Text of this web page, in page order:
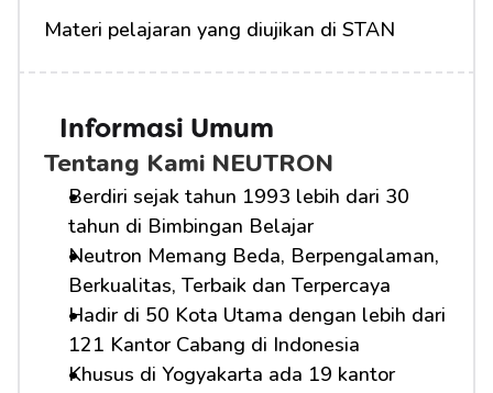
Materi pelajaran yang diujikan di STAN
Informasi Umum
Tentang Kami NEUTRON
Berdiri sejak tahun 1993 lebih dari 30
tahun di Bimbingan Belajar
Neutron Memang Beda, Berpengalaman,
Berkualitas, Terbaik dan Terpercaya
Hadir di 50 Kota Utama dengan lebih dari
121 Kantor Cabang di Indonesia
Khusus di Yogyakarta ada 19 kantor